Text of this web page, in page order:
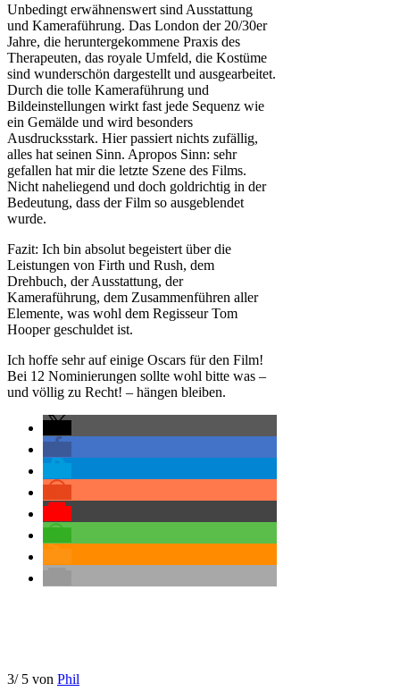
Unbedingt erwähnenswert sind Ausstattung
und Kameraführung. Das London der 20/30er
Jahre, die heruntergekommene Praxis des
Therapeuten, das royale Umfeld, die Kostüme
sind wunderschön dargestellt und ausgearbeitet.
Durch die tolle Kameraführung und
Bildeinstellungen wirkt fast jede Sequenz wie
ein Gemälde und wird besonders
Ausdrucksstark. Hier passiert nichts zufällig,
alles hat seinen Sinn. Apropos Sinn: sehr
gefallen hat mir die letzte Szene des Films.
Nicht naheliegend und doch goldrichtig in der
Bedeutung, dass der Film so ausgeblendet
wurde.
Fazit: Ich bin absolut begeistert über die
Leistungen von Firth und Rush, dem
Drehbuch, der Ausstattung, der
Kameraführung, dem Zusammenführen aller
Elemente, was wohl dem Regisseur Tom
Hooper geschuldet ist.
Ich hoffe sehr auf einige Oscars für den Film!
Bei 12 Nominierungen sollte wohl bitte was –
und völlig zu Recht! – hängen bleiben.
3/ 5 von Phil